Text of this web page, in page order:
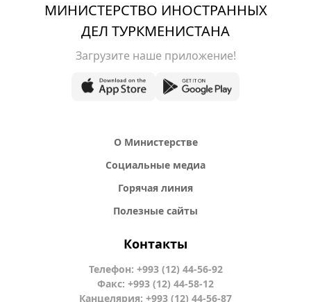
МИНИСТЕРСТВО ИНОСТРАННЫХ
ДЕЛ ТУРКМЕНИСТАНА
Загрузите наше приложение!
О Министерстве
Социальные медиа
Горячая линия
Полезные сайты
Контакты
Телефон: +993 (12) 44-56-92
Факс: +993 (12) 44-58-12
Канцелярия: +993 (12) 44-56-87